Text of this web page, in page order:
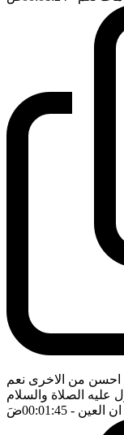
احسن من الاخرى نعم
الصلاة والسلام
العين - 00:01:45 ضَ